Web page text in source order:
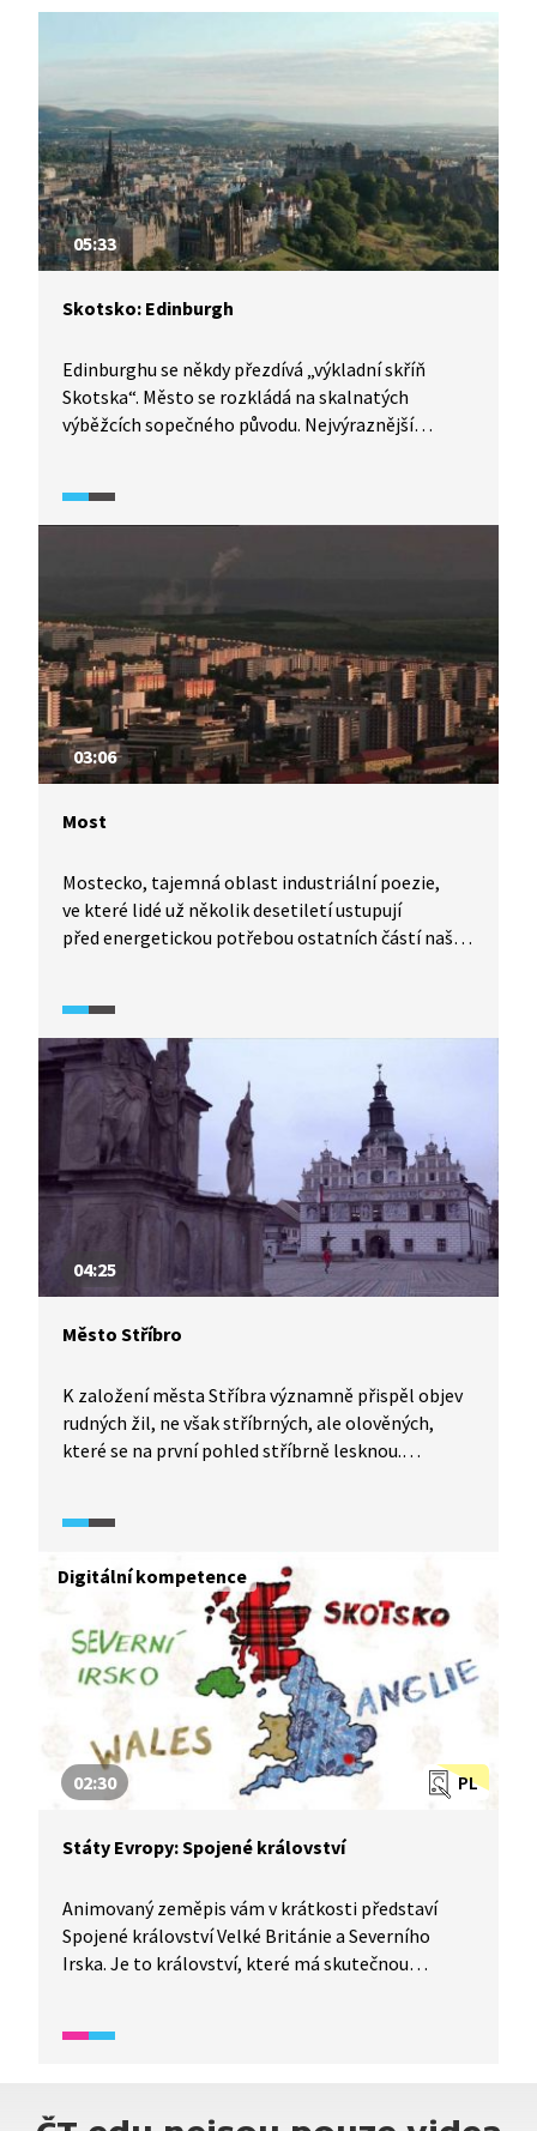
05:33
Skotsko: Edinburgh
Edinburghu se někdy přezdívá „výkladní skříň
Skotska“. Město se rozkládá na skalnatých
výběžcích sopečného původu. Nejvýraznější
opředeno řadou pověstí a legend. Během srpna
Fringe, kde se setkávají umělci z celého světa.
Mile, jejíž dominantou je katedrála sv. Jiljí (St Giles
Cathedral). Z katedrály zamíříme i do slavné
Victoria Street a do zahrad, které leží ve stínu
Edinburského hradu.
03:06
Most
Mostecko, tajemná oblast industriální poezie,
ve které lidé už několik desetiletí ustupují
před energetickou potřebou ostatních částí naší
takzvaně na zelené louce. Staré město Most v 70.
letech 20. století stavební stroje srovnaly se zemí.
Důvod byl prostý, nacházelo se pod ním hnědé
uhlí. V co se město proměnilo poté, co si ho vzaly
stavební stroje? A proč jeho zbourání považují
někteří lidé za kulturní zločin?
04:25
Město Stříbro
K založení města Stříbra významně přispěl objev
rudných žil, ne však stříbrných, ale olověných,
které se na první pohled stříbrně lesknou.
mnohem více. Třeba renesanční radnice
na Masarykově náměstí, Minoritský klášter,
Prokopská štola nebo unikátní kamenný most.
Podívejte se sami.
Digitální kompetence
PL
02:30
Státy Evropy: Spojené království
Animovaný zeměpis vám v krátkosti představí
Spojené království Velké Británie a Severního
Irska. Je to království, které má skutečnou